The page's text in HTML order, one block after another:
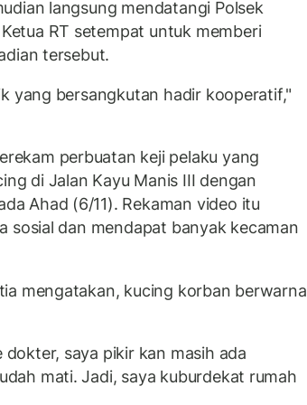
langsung mendatangi Polsek
RT setempat untuk memberi
tersebut.
yang bersangkutan hadir kooperatif,"
perbuatan keji pelaku yang
di Jalan Kayu Manis III dengan
Ahad (6/11). Rekaman video itu
sosial dan mendapat banyak kecaman
mengatakan, kucing korban berwarna
dokter, saya pikir kan masih ada
mati. Jadi, saya kuburdekat rumah